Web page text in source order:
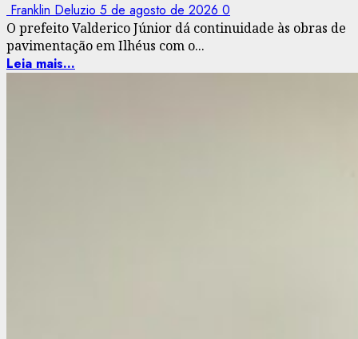
Franklin Deluzio 5 de agosto de 2026 0
O prefeito Valderico Júnior dá continuidade às obras de
pavimentação em Ilhéus com o...
Leia mais...